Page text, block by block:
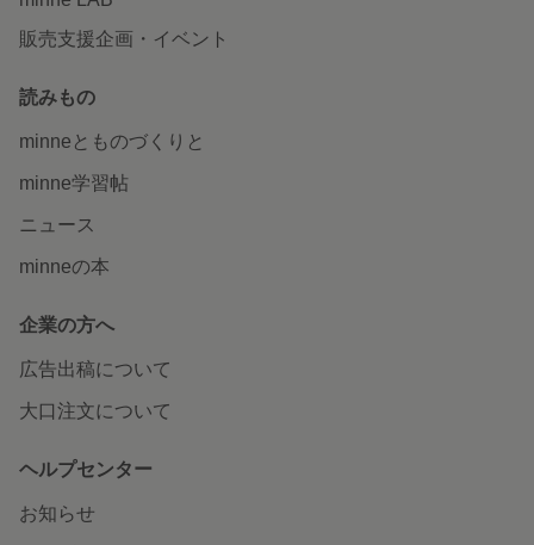
販売支援企画・イベント
読みもの
minneとものづくりと
minne学習帖
ニュース
minneの本
企業の方へ
広告出稿について
大口注文について
ヘルプセンター
お知らせ